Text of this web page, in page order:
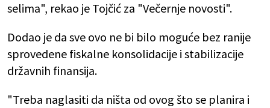
selima", rekao je Tojčić za "Večernje novosti".
Dodao je da sve ovo ne bi bilo moguće bez ranije
sprovedene fiskalne konsolidacije i stabilizacije
državnih finansija.
"Treba naglasiti da ništa od ovog što se planira i